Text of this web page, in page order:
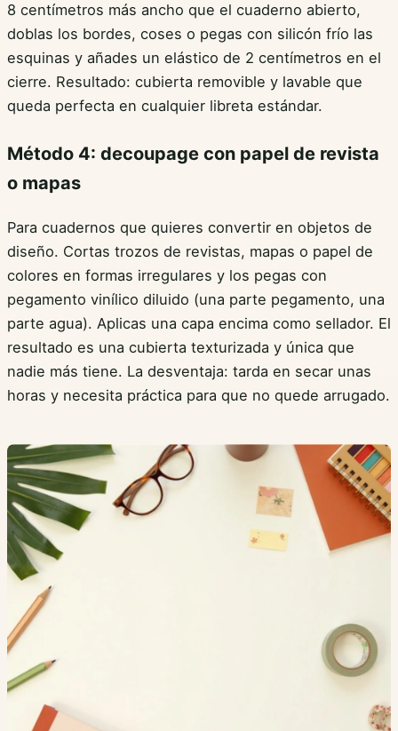
8 centímetros más ancho que el cuaderno abierto,
doblas los bordes, coses o pegas con silicón frío las
esquinas y añades un elástico de 2 centímetros en el
cierre. Resultado: cubierta removible y lavable que
queda perfecta en cualquier libreta estándar.
Método 4: decoupage con papel de revista
o mapas
Para cuadernos que quieres convertir en objetos de
diseño. Cortas trozos de revistas, mapas o papel de
colores en formas irregulares y los pegas con
pegamento vinílico diluido (una parte pegamento, una
parte agua). Aplicas una capa encima como sellador. El
resultado es una cubierta texturizada y única que
nadie más tiene. La desventaja: tarda en secar unas
horas y necesita práctica para que no quede arrugado.